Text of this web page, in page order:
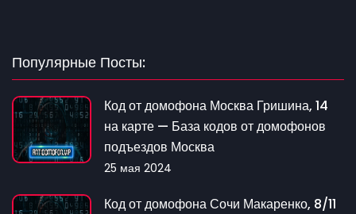
Популярные Посты:
Код от домофона Москва Гришина, 14
на карте — База кодов от домофонов
подъездов Москва
25 мая 2024
Код от домофона Сочи Макаренко, 8/11